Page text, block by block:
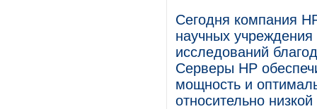
Сегодня компания
научных
исследований
Серверы HP
мощность и
относительно